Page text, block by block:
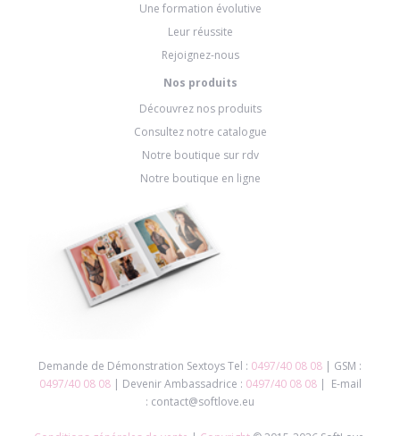
Une formation évolutive
Leur réussite
Rejoignez-nous
Nos produits
Découvrez nos produits
Consultez notre catalogue
Notre boutique sur rdv
Notre boutique en ligne
Demande de Démonstration Sextoys Tel : 0497/40 08 08 | GSM :
0497/40 08 08| Devenir Ambassadrice : 0497/40 08 08| E-mail
: contact@softlove.eu